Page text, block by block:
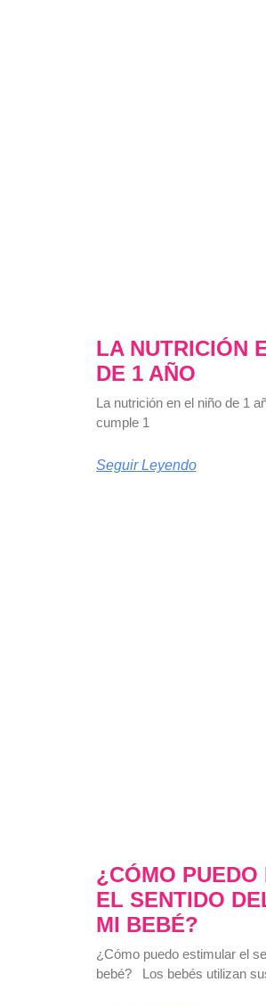
LA NUTRICIÓN
DE 1 AÑO
La nutrición en el niño de 1
cumple 1
Seguir Leyendo
¿CÓMO PUEDO
EL SENTIDO
MI BEBÉ?
¿Cómo puedo estimular el
bebé? Los bebés utilizan